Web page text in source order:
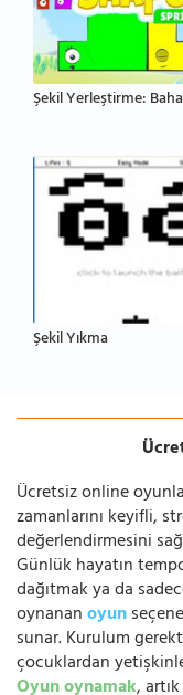
Şekil Yerleştirme:
Şekil Yıkma
Ücretsiz online
zamanlarını keyifli,
değerlendirmesini
Günlük hayatın
dağıtmak ya da
oynananoyun
sunar. Kurulum
çocuklardan
Oyun oynamak,